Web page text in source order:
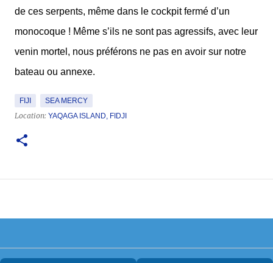
de ces serpents, même dans le cockpit fermé d’un
monocoque ! Même s’ils ne sont pas agressifs, avec leur
venin mortel, nous préférons ne pas en avoir sur notre
bateau ou annexe.
FIJI SEA MERCY
Location: YAQAGA ISLAND, FIDJI